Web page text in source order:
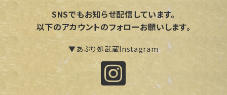
SNSでもお知らせ配信しています。
以下のアカウントのフォローお願いします。
▼あぶり処武蔵Instagram